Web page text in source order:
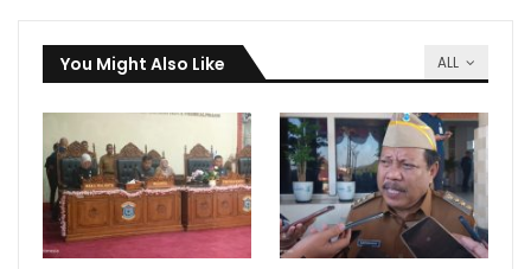
ALL
You Might Also Like